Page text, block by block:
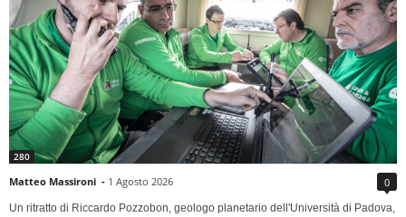
280
Matteo Massironi - 1 Agosto 2026 0
Un ritratto di Riccardo Pozzobon, geologo planetario dell'Università di Padova,